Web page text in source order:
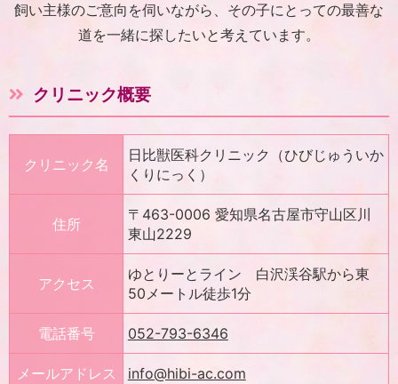
飼い主様のご意向を伺いながら、その子にとっての最善な
道を一緒に探したいと考えています。
クリニック概要
クリニック名
日比獣医科クリニック（ひびじゅういか
くりにっく）
住所
〒463-0006 愛知県名古屋市守山区川
東山2229
アクセス
ゆとりーとライン 白沢渓谷駅から東
50メートル徒歩1分
電話番号 052-793-6346
メールアドレス info@hibi-ac.com